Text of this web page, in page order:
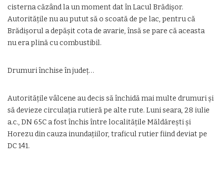
cisterna căzând la un moment dat în Lacul Brădişor.
Autorităţile nu au putut să o scoată de pe lac, pentru că
Brădişorul a depăşit cota de avarie, însă se pare că aceasta
nu era plină cu combustibil.
Drumuri închise în judeţ…
Autorităţile vâlcene au decis să închidă mai multe drumuri şi
să devieze circulaţia rutieră pe alte rute. Luni seara, 28 iulie
a.c., DN 65C a fost închis între localităţile Măldăreşti şi
Horezu din cauza inundaţiilor, traficul rutier fiind deviat pe
DC 141.